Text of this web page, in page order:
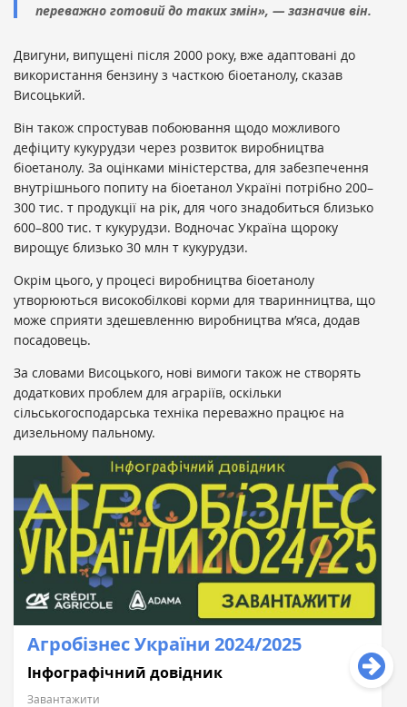
переважно готовий до таких змін», — зазначив він.
Двигуни, випущені після 2000 року, вже адаптовані до
використання бензину з часткою біоетанолу, сказав
Висоцький.
Він також спростував побоювання щодо можливого
дефіциту кукурудзи через розвиток виробництва
біоетанолу. За оцінками міністерства, для забезпечення
внутрішнього попиту на біоетанол Україні потрібно 200–
300 тис. т продукції на рік, для чого знадобиться близько
600–800 тис. т кукурудзи. Водночас Україна щороку
вирощує близько 30 млн т кукурудзи.
Окрім цього, у процесі виробництва біоетанолу
утворюються високобілкові корми для тваринництва, що
може сприяти здешевленню виробництва м’яса, додав
посадовець.
За словами Висоцького, нові вимоги також не створять
додаткових проблем для аграріїв, оскільки
сільськогосподарська техніка переважно працює на
дизельному пальному.
Агробізнес України 2024/2025
Інфографічний довідник
Завантажити